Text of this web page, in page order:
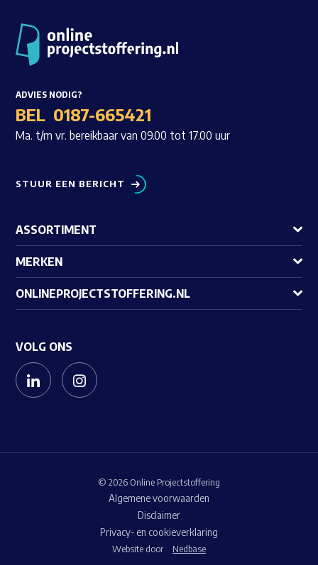
ADVIES NODIG?
BEL 0187-665421
Ma. t/m vr. bereikbaar van 09.00 tot 17.00 uur
STUUR EEN BERICHT
ASSORTIMENT
MERKEN
ONLINEPROJECTSTOFFERING.NL
VOLG ONS
© 2026 Online Projectstoffering
Algemene voorwaarden
Disclaimer
Privacy- en cookieverklaring
Website door Nedbase